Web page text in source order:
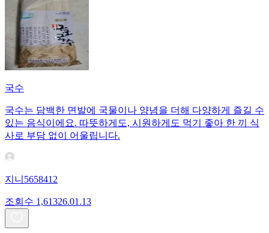
국수
국수는 담백한 면발에 국물이나 양념을 더해 다양하게 즐길 수
있는 음식이에요. 따뜻하게도, 시원하게도 먹기 좋아 한 끼 식
사로 부담 없이 어울립니다.
지니5658412
조회수 1,61326.01.13